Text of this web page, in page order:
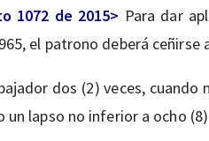
1072 de 2015> Para dar
el patrono deberá
dos (2) veces,
lapso no inferior a ocho